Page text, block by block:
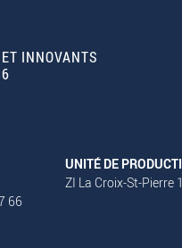
INNOVANTS
66
UNITÉ DE
ZI La Croix-St-Pierre